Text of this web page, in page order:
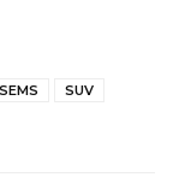
SEMS
SUV